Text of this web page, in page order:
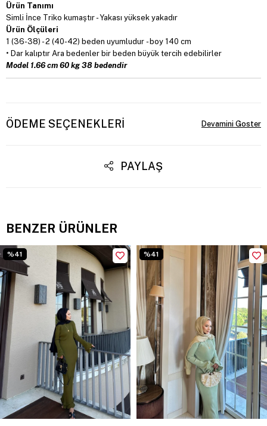
Ürün Tanımı
Simli İnce Triko kumaştır - Yakası yüksek yakadır
Ürün Ölçüleri
1 (36-38) - 2 (40-42) beden uyumludur - boy 140 cm
• Dar kalıptır Ara bedenler bir beden büyük tercih edebilirler
Model 1.66 cm 60 kg 38 bedendir
ÖDEME SEÇENEKLERI
PAYLAŞ
BENZER ÜRÜNLER
%41 %41